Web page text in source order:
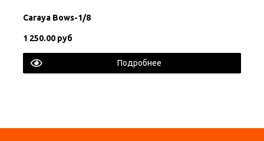
Carayа Bows-1/8
1 250.00 руб
Подробнее